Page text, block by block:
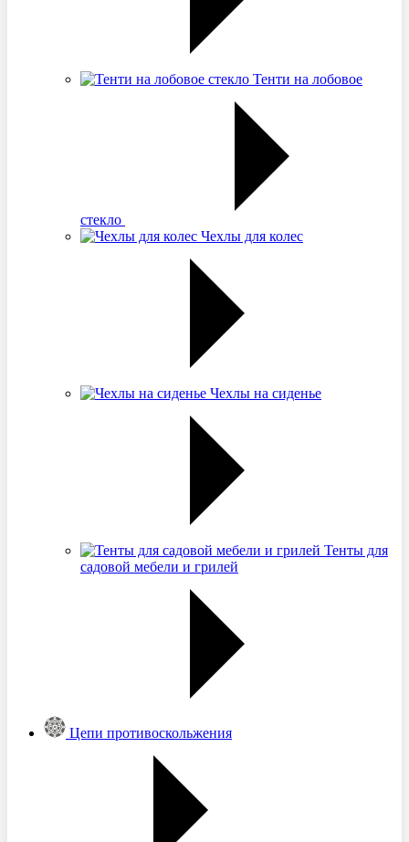
Тенти на лобовое
стекло
Чехлы для колес
Чехлы на сиденье
Тенты для
садовой мебели и грилей
Цепи противоскольжения